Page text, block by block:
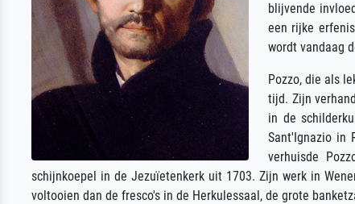
blijvende
een rijke
wordt vandaag
Pozzo, die als
tijd. Zijn
in de
Sant'Ignazio in
verhuisde
schijnkoepel in de Jezuïetenkerk uit 1703. Zijn werk in
voltooien dan de fresco's in de Herkulessaal, de grote